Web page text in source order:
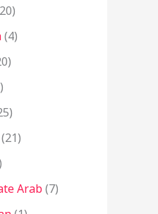
(4)
(21)
Arab(7)